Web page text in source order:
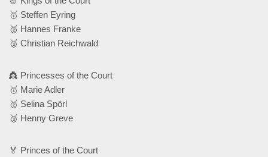
🥇 Steffen Eyring
🥈 Hannes Franke
🥉 Christian Reichwald
👸 Princesses of the Court
🥇 Marie Adler
🥈 Selina Spörl
🥉 Henny Greve
🏅 Princes of the Court